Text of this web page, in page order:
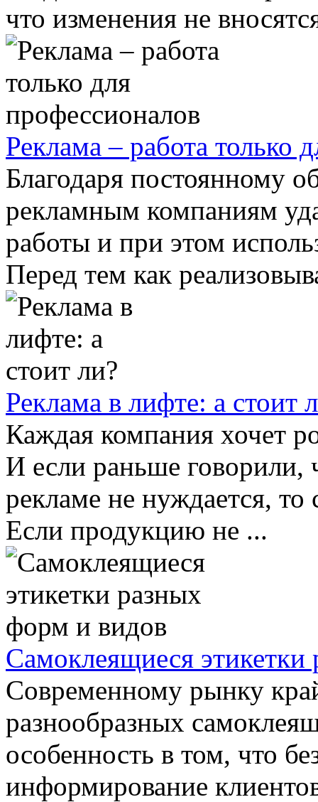
что изменения не
Реклама – работа только
Благодаря постоянному
рекламным компаниям
работы и при этом
Перед тем как
Реклама в лифте: а стоит
Каждая компания хочет
И если раньше говорили,
рекламе не нуждается, то
Если продукцию не ...
Самоклеящиеся
Современному рынку
разнообразных
особенность в том, что
информирование